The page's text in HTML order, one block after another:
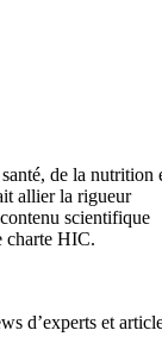
de la nutrition
allier la rigueur
scientifique
charte HIC.
d’experts et